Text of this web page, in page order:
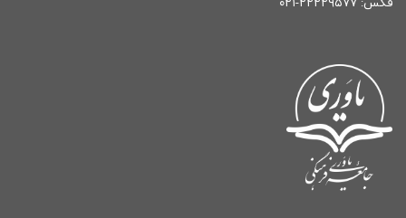
فکس: ۲۲۲۲۹۵۷۷-۰۲۱